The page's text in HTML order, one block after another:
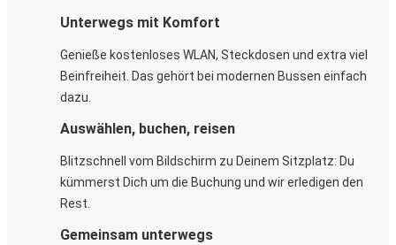
Unterwegs mit Komfort
Genieße kostenloses WLAN, Steckdosen und extra viel
Beinfreiheit. Das gehört bei modernen Bussen einfach
dazu.
Auswählen, buchen, reisen
Blitzschnell vom Bildschirm zu Deinem Sitzplatz: Du
kümmerst Dich um die Buchung und wir erledigen den
Rest.
Gemeinsam unterwegs